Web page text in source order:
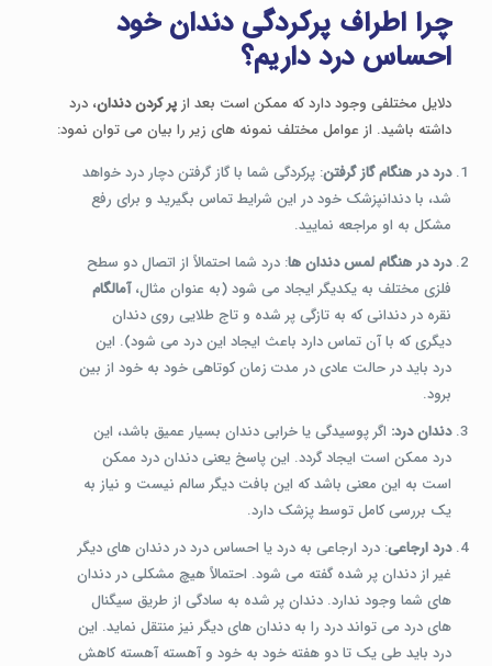
چرا اطراف پرکردگی دندان خود
احساس درد داریم؟
دلایل مختلفی وجود دارد که ممکن است بعد از پر کردن دندان، درد
داشته باشید. از عوامل مختلف نمونه های زیر را بیان می توان نمود:
درد در هنگام گاز گرفتن: پرکردگی شما با گاز گرفتن دچار درد خواهد
شد، با دندانپزشک خود در این شرایط تماس بگیرید و برای رفع
مشکل به او مراجعه نمایید.
درد در هنگام لمس دندان ها: درد شما احتمالاً از اتصال دو سطح
فلزی مختلف به یکدیگر ایجاد می شود (به عنوان مثال،آمالگام
نقره در دندانی که به تازگی پر شده و تاج طلایی روی دندان
دیگری که با آن تماس دارد باعث ایجاد این درد می شود). این
درد باید در حالت عادی در مدت زمان کوتاهی خود به خود از بین
برود.
دندان درد: اگر پوسیدگی یا خرابی دندان بسیار عمیق باشد، این
درد ممکن است ایجاد گردد. این پاسخ یعنی دندان درد ممکن
است به این معنی باشد که این بافت دیگر سالم نیست و نیاز به
یک بررسی کامل توسط پزشک دارد.
درد ارجاعی: درد ارجاعی به درد یا احساس درد در دندان های دیگر
غیر از دندان پر شده گفته می شود. احتمالاً هیچ مشکلی در دندان
های شما وجود ندارد. دندان پر شده به سادگی از طریق سیگنال
های درد می تواند درد را به دندان های دیگر نیز منتقل نماید. این
درد باید طی یک تا دو هفته خود به خود و آهسته آهسته کاهش